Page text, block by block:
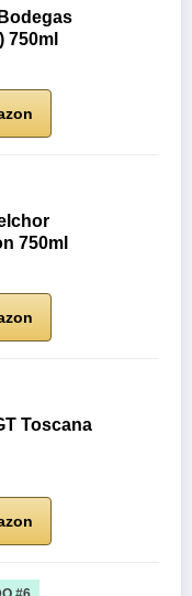
750ml
750ml
Toscana